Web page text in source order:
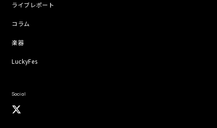
ライブレポート
コラム
楽器
LuckyFes
Social